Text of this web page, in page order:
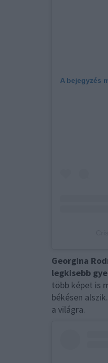
A bejegyzés
Georgina
legkisebb
több képet is
békésen
a világra.